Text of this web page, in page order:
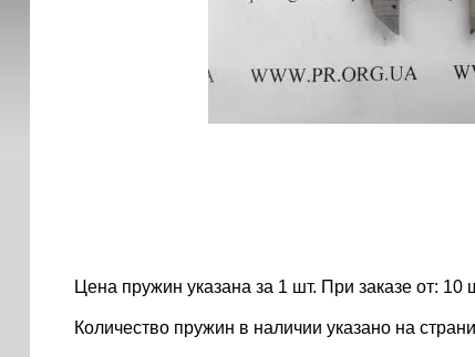
Цена пружин указана за 1 шт. При заказе от: 10
Количество пружин в наличии указано на